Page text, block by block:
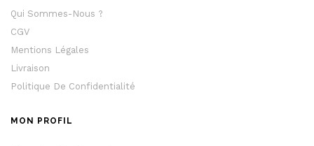
Qui Sommes-Nous ?
CGV
Mentions Légales
Livraison
Politique De Confidentialité
MON PROFIL